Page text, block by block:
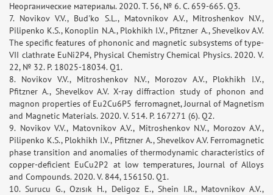
Неорганические материалы. 2020. Т. 56, № 6. С. 659-665. Q3.
7. Novikov V.V., Bud'ko S.L., Matovnikov A.V., Mitroshenkov N.V.,
Pilipenko K.S., Konoplin N.A., Plokhikh I.V., Pfitzner A., Shevelkov A.V.
The specific features of phononic and magnetic subsystems of type-
VII clathrate EuNi2P4, Physical Chemistry Chemical Physics. 2020. V.
22, № 32. P. 18025-18034. Q1.
8. Novikov V.V., Mitroshenkov N.V., Morozov A.V., Plokhikh I.V.,
Pfitzner A., Shevelkov A.V. X-ray diffraction study of phonon and
magnon properties of Eu2Cu6P5 ferromagnet, Journal of Magnetism
and Magnetic Materials. 2020. V. 514. P. 167271 (6). Q2.
9. Novikov V.V., Matovnikov A.V., Mitroshenkov N.V., Morozov A.V.,
Pilipenko K.S., Plokhikh I.V., Pfitzner A., Shevelkov A.V. Ferromagnetic
phase transition and anomalies of thermodynamic characteristics of
copper-deficient EuCu2P2 at low temperatures, Journal of Alloys
and Compounds. 2020. V. 844, 156150. Q1.
10. Surucu G., Ozısık H., Deligoz E., Shein I.R., Matovnikov A.V.,